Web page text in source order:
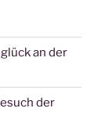
an der
der